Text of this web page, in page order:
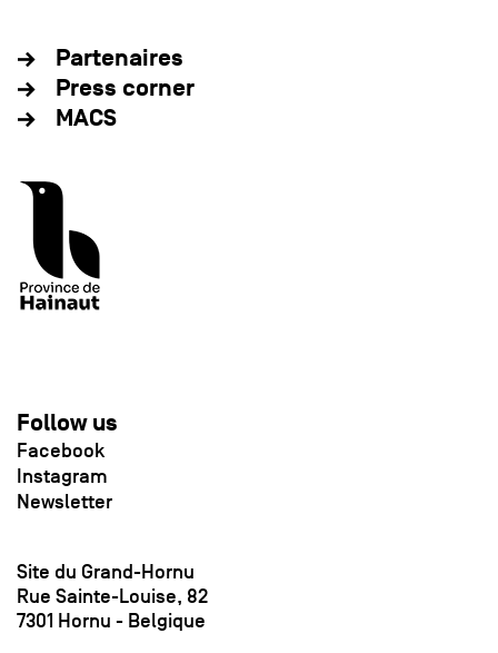
Partenaires
Press corner
MACS
Follow us
Facebook
Instagram
Newsletter
Site du Grand-Hornu
Rue Sainte-Louise, 82
7301 Hornu - Belgique